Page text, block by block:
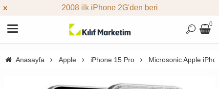
2008 ilk iPhone 2G'den beri
0
Anasayfa Apple iPhone 15 Pro Microsonic Apple